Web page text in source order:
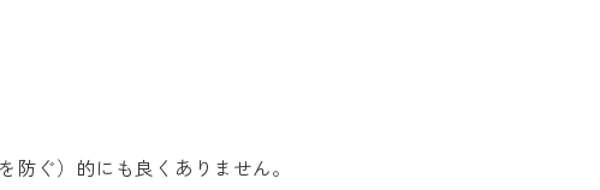
ぐ）的にも良くありません。